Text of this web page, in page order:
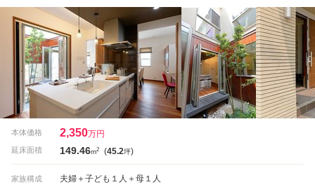
本体価格 2,350万円
延床面積 149.46m2 (45.2坪)
家族構成 夫婦＋子ども１人＋母１人